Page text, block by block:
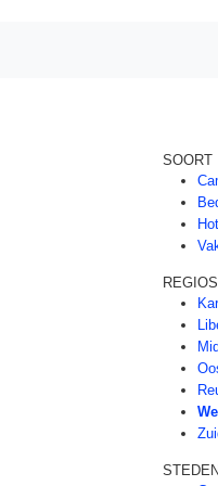
SOORT
REGIOS
STEDEN